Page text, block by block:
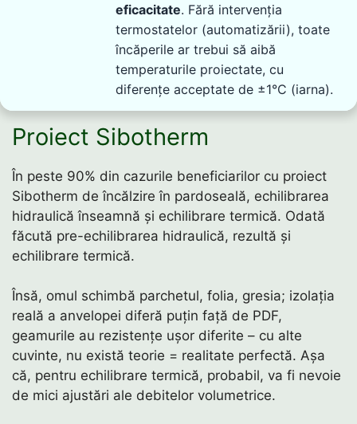
eficacitate. Fără intervenția
termostatelor (automatizării), toate
încăperile ar trebui să aibă
temperaturile proiectate, cu
diferențe acceptate de ±1°C (iarna).
Proiect Sibotherm
În peste 90% din cazurile beneficiarilor cu proiect
Sibotherm de încălzire în pardoseală, echilibrarea
hidraulică înseamnă și echilibrare termică. Odată
făcută pre-echilibrarea hidraulică, rezultă și
echilibrare termică.
Însă, omul schimbă parchetul, folia, gresia; izolația
reală a anvelopei diferă puțin față de PDF,
geamurile au rezistențe ușor diferite – cu alte
cuvinte, nu există teorie = realitate perfectă. Așa
că, pentru echilibrare termică, probabil, va fi nevoie
de mici ajustări ale debitelor volumetrice.